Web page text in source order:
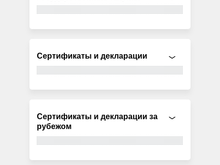
Сертификаты и декларации
Сертификаты и декларации за
рубежом